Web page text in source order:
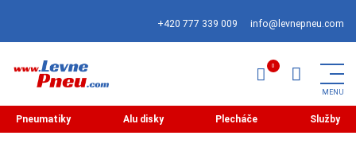
+420 777 339 009 info@levnepneu.com
Pneumatiky Alu disky Plecháče Služby